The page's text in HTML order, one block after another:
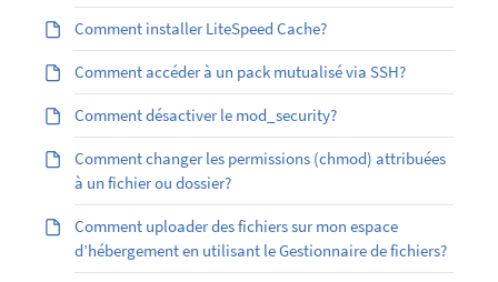
Comment installer LiteSpeed Cache?
Comment accéder à un pack mutualisé via SSH?
Comment désactiver le mod_security?
Comment changer les permissions (chmod) attribuées
à un fichier ou dossier?
Comment uploader des fichiers sur mon espace
d’hébergement en utilisant le Gestionnaire de fichiers?